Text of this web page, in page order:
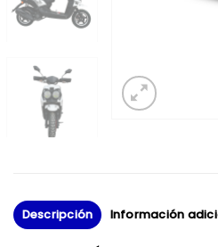
Descripción Información